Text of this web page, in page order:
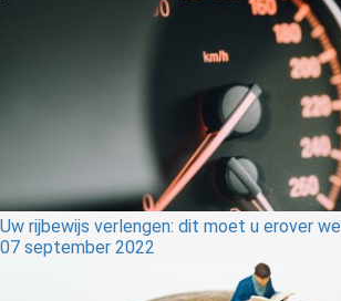
Uw rijbewijs verlengen: dit moet u erover
07 september 2022